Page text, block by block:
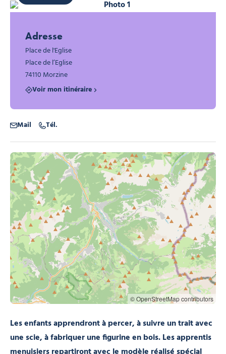
Les enfants apprendront à percer, à suivre un trait avec
une scie, à fabriquer une figurine en bois. Les apprentis
Photo 1
Bambins Morzine, © Office de tourisme
Adresse
Place de l'Eglise
Place de l’Eglise
74110 Morzine
Voir mon itinéraire
Mail Tél.
© OpenStreetMap contributors